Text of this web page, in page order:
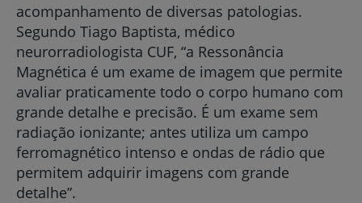
acompanhamento de diversas patologias.
Segundo Tiago Baptista, médico
neurorradiologista CUF, “a Ressonância
Magnética é um exame de imagem que permite
avaliar praticamente todo o corpo humano com
grande detalhe e precisão. É um exame sem
radiação ionizante; antes utiliza um campo
ferromagnético intenso e ondas de rádio que
permitem adquirir imagens com grande
detalhe”.